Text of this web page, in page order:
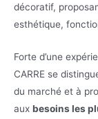
décoratif,
esthétique,
Forte d’une
CARRE se
du marché et à
aux besoins les